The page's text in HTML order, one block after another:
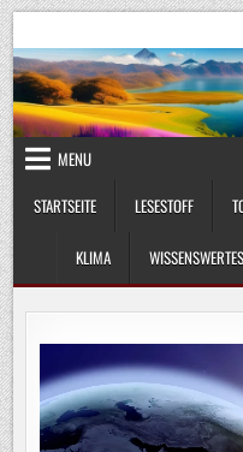
Skip
to
content
MENU
STARTSEITE
LESESTOFF
KLIMA WISSENSWERTES